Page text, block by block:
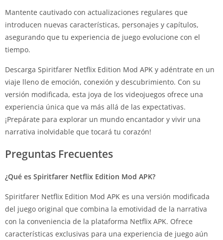
Mantente cautivado con actualizaciones regulares que
introducen nuevas características, personajes y capítulos,
asegurando que tu experiencia de juego evolucione con el
tiempo.
Descarga Spiritfarer Netflix Edition Mod APK y adéntrate en un
viaje lleno de emoción, conexión y descubrimiento. Con su
versión modificada, esta joya de los videojuegos ofrece una
experiencia única que va más allá de las expectativas.
¡Prepárate para explorar un mundo encantador y vivir una
narrativa inolvidable que tocará tu corazón!
Preguntas Frecuentes
¿Qué es Spiritfarer Netflix Edition Mod APK?
Spiritfarer Netflix Edition Mod APK es una versión modificada
del juego original que combina la emotividad de la narrativa
con la conveniencia de la plataforma Netflix APK. Ofrece
características exclusivas para una experiencia de juego aún